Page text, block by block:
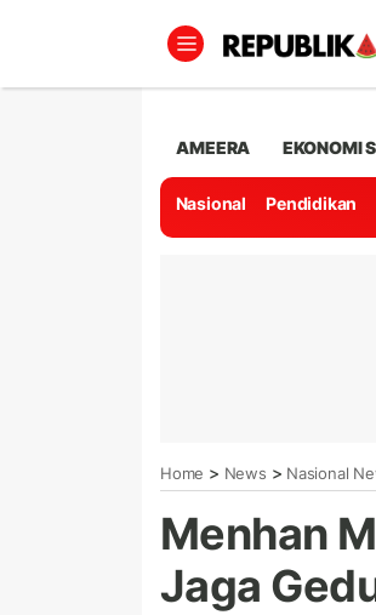
AMEERA EKONOMI
Nasional Pendidikan
Home > News > Nasional
Menhan
Jaga